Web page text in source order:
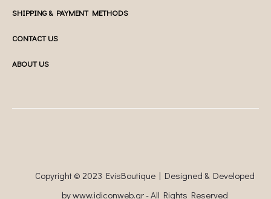
SHIPPING & PAYMENT METHODS
CONTACT US
ABOUT US
Copyright © 2023 EvisBoutique | Designed & Developed
bywww.idiconweb.gr- All Rights Reserved